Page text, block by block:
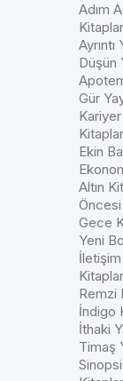
Adım
Düşün
Gür
Ekin
Altın
Öncesi
Gece
Yeni
Remzi
İndigo
İthaki
Timaş